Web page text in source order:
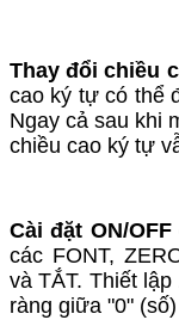
Thay đổi chiều
cao ký tự có thể
Ngay cả sau khi
chiều cao ký tự
Cài đặt ON/
các FONT,
và TẮT. Thiết
ràng giữa "0"